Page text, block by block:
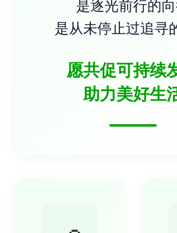
是逐光前行的
是从未停止过追寻
愿共促可持续
助力美好生